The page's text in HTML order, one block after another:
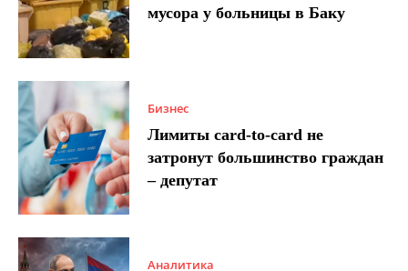
мусора у больницы в Баку
Бизнес
Лимиты card-to-card не
затронут большинство граждан
– депутат
Аналитика